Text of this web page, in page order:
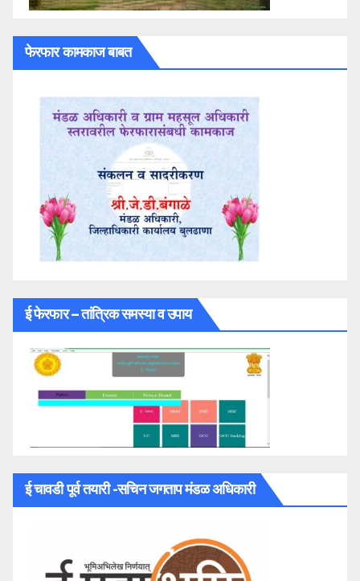
फेरफार कामकाज बाबत
ई फेरफार – तांत्रिक समस्या व उपाय
ई चावडी पूर्व तयारी -सचिन जगताप मंडळ अधिकारी